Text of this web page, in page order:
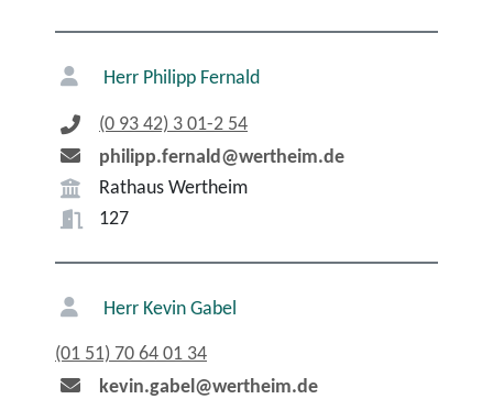
Herr Philipp Fernald
(0 93 42) 3 01-2 54
philipp.fernald@wertheim.de
Rathaus Wertheim
127
Herr Kevin Gabel
(01 51) 70 64 01 34
kevin.gabel@wertheim.de